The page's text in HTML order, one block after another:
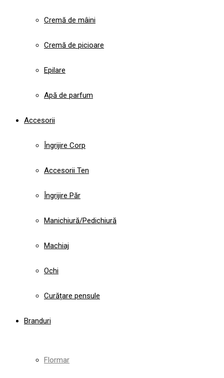
Cremă de mâini
Cremă de picioare
Epilare
Apă de parfum
Accesorii
Îngrijire Corp
Accesorii Ten
Îngrijire Păr
Manichiură/Pedichiură
Machiaj
Ochi
Curățare pensule
Branduri
Flormar